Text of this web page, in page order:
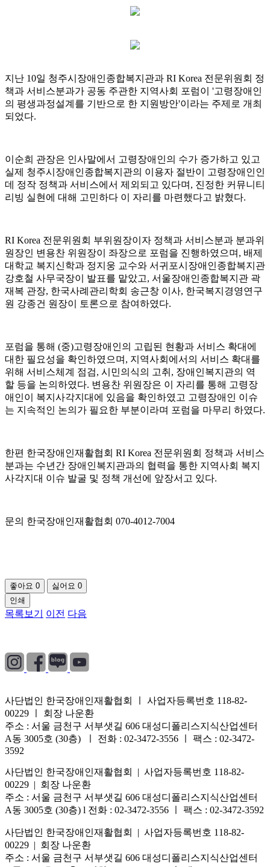
지난 10일 청주시장애인종합복지관과 RI Korea 전문위원회 정
책과 서비스분과가 공동 주관한 지역사회 포럼이 '고령장애인
의 평생과정설계를 기반으로 한 지원방안'이라는 주제로 개최
되었다.
이순희 관장은 인사말에서 고령장애인의 수가 증가하고 있고
실제 청주시장애인종합복지관의 이용자 절반이 고령장애인인
데 정작 정책과 서비스에서 제외되고 있다며, 진정한 커뮤니티
리빙 실현에 대해 고민하다 이 자리를 마련했다고 밝혔다.
RI Korea 전문위원회 부위원장이자 정책과 서비스분과 분과위
원장인 변용찬 위원장이 좌장으로 포럼을 진행하였으며, 배제
대학교 복지신학과 정지웅 교수와 서귀포시장애인종합복지관
강호철 사무국장이 발표를 맡았고, 서울장애인종합복지관 곽
재복 관장, 한국사례관리학회 송근창 이사, 한국복지경영연구
원 강종건 원장이 토론으로 참여하였다.
포럼을 통해 (중)고령장애인의 고립된 현황과 서비스 확대에
대한 필요성을 확인하였으며, 지역사회에서의 서비스 확대를
위해 서비스체계 점검, 시민의식의 고취, 장애인복지관의 역
할 등을 논의하였다. 변용찬 위원장은 이 자리를 통해 고령장
애인이 복지사각지대에 있음을 확인하였고 고령장애인 이슈
는 지속적인 논의가 필요한 부분이라며 포럼을 마무리 하였다.
한편 한국장애인재활협회 RI Korea 전문위원회 정책과 서비스
분과는 수년간 장애인복지관과의 협력을 통한 지역사회 복지
사각지대 이슈 발굴 및 정책 개선에 앞장서고 있다.
문의 한국장애인재활협회 070-4012-7004
좋아요 0 싫어요 0
인쇄
목록보기 이전 다음
사단법인 한국장애인재활협회 ㅣ 사업자등록번호 118-82-
00229 ㅣ 회장 나운환
주소 : 서울 금천구 서부샛길 606 대성디폴리스지식산업센터
A동 3005호 (30층) ㅣ 전화 : 02-3472-3556 ㅣ 팩스 : 02-3472-
3592
사단법인 한국장애인재활협회 | 사업자등록번호 118-82-
00229 | 회장 나운환
주소 : 서울 금천구 서부샛길 606 대성디폴리스지식산업센터
A동 3005호 (30층) l 전화 : 02-3472-3556 ㅣ 팩스 : 02-3472-3592
사단법인 한국장애인재활협회 | 사업자등록번호 118-82-
00229 | 회장 나운환
주소 : 서울 금천구 서부샛길 606 대성디폴리스지식산업센터